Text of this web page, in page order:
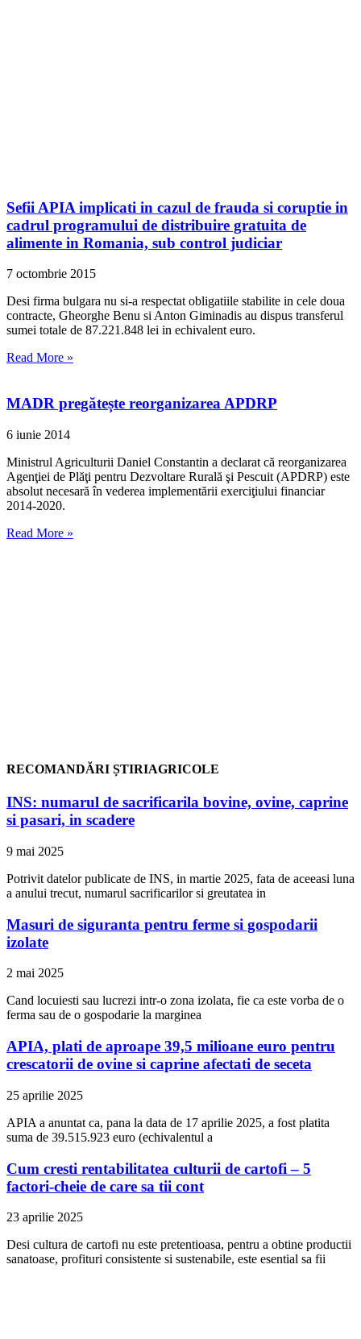
Sefii APIA implicati in cazul de frauda si coruptie in
cadrul programului de distribuire gratuita de
alimente in Romania, sub control judiciar
7 octombrie 2015
Desi firma bulgara nu si-a respectat obligatiile stabilite in cele doua
contracte, Gheorghe Benu si Anton Giminadis au dispus transferul
sumei totale de 87.221.848 lei in echivalent euro.
Read More »
MADR pregătește reorganizarea APDRP
6 iunie 2014
Ministrul Agriculturii Daniel Constantin a declarat că reorganizarea
Agenţiei de Plăţi pentru Dezvoltare Rurală şi Pescuit (APDRP) este
absolut necesară în vederea implementării exerciţiului financiar
2014-2020.
Read More »
RECOMANDĂRI ȘTIRIAGRICOLE
INS: numarul de sacrificarila bovine, ovine, caprine
si pasari, in scadere
9 mai 2025
Potrivit datelor publicate de INS, in martie 2025, fata de aceeasi luna
a anului trecut, numarul sacrificarilor si greutatea in
Masuri de siguranta pentru ferme si gospodarii
izolate
2 mai 2025
Cand locuiesti sau lucrezi intr-o zona izolata, fie ca este vorba de o
ferma sau de o gospodarie la marginea
APIA, plati de aproape 39,5 milioane euro pentru
crescatorii de ovine si caprine afectati de seceta
25 aprilie 2025
APIA a anuntat ca, pana la data de 17 aprilie 2025, a fost platita
suma de 39.515.923 euro (echivalentul a
Cum cresti rentabilitatea culturii de cartofi – 5
factori-cheie de care sa tii cont
23 aprilie 2025
Desi cultura de cartofi nu este pretentioasa, pentru a obtine productii
sanatoase, profituri consistente si sustenabile, este esential sa fii